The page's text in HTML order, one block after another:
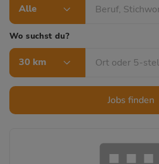
Alle
Wo suchst du?
30 km
Jobs finden